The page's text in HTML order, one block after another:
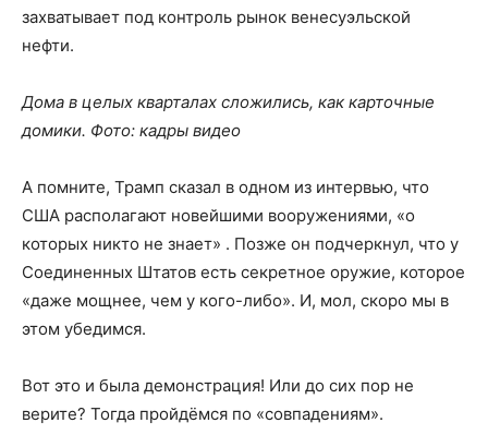
захватывает под контроль рынок венесуэльской
нефти.
Дома в целых кварталах сложились, как карточные
домики. Фото: кадры видео
А помните, Трамп сказал в одном из интервью, что
США располагают новейшими вооружениями, «о
которых никто не знает» . Позже он подчеркнул, что у
Соединенных Штатов есть секретное оружие, которое
«даже мощнее, чем у кого-либо». И, мол, скоро мы в
этом убедимся.
Вот это и была демонстрация! Или до сих пор не
верите? Тогда пройдёмся по «совпадениям».